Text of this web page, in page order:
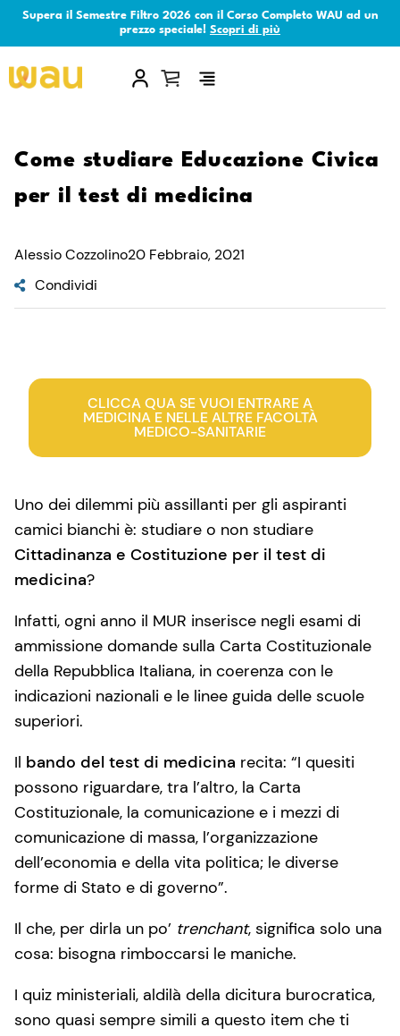
Supera il Semestre Filtro 2026 con il Corso Completo WAU ad un
prezzo speciale! Scopri di più
×
Come studiare Educazione Civica
per il test di medicina
Alessio Cozzolino20 Febbraio, 2021
Condividi
CLICCA QUA SE VUOI ENTRARE A
MEDICINA E NELLE ALTRE FACOLTÀ
MEDICO-SANITARIE
Uno dei dilemmi più assillanti per gli aspiranti
camici bianchi è: studiare o non studiare
Cittadinanza e Costituzione per il test di
medicina?
Infatti, ogni anno il MUR inserisce negli esami di
ammissione domande sulla Carta Costituzionale
della Repubblica Italiana, in coerenza con le
indicazioni nazionali e le linee guida delle scuole
superiori.
Il bando del test di medicina recita: “I quesiti
possono riguardare, tra l’altro, la Carta
Costituzionale, la comunicazione e i mezzi di
comunicazione di massa, l’organizzazione
dell’economia e della vita politica; le diverse
forme di Stato e di governo”.
Il che, per dirla un po’ trenchant, significa solo una
cosa: bisogna rimboccarsi le maniche.
I quiz ministeriali, aldilà della dicitura burocratica,
sono quasi sempre simili a questo item che ti